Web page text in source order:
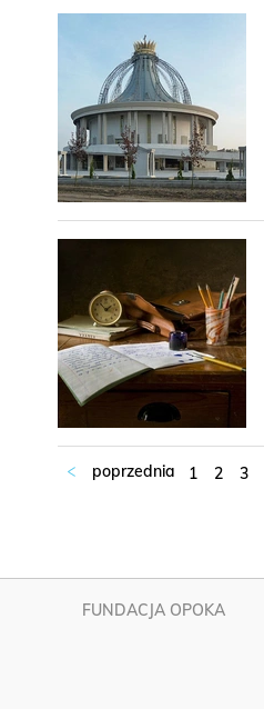
1 2 3
FUNDACJA OPOKA